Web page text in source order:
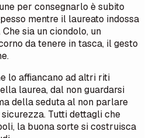
per consegnarlo è subito
mentre il laureato indossa
sia un ciondolo, un
da tenere in tasca, il gesto
lo affiancano ad altri riti
laurea, dal non guardarsi
della seduta al non parlare
Tutti dettagli che
la buona sorte si costruisca